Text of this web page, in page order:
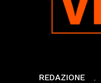
REDAZIONE